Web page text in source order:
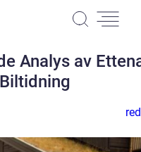
Analys av